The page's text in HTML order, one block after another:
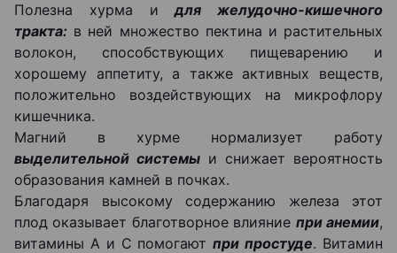
Полезна хурма идля желудочно-кишечного
тракта: в ней множество пектина и растительных
волокон, способствующих пищеварению и
хорошему аппетиту, а также активных веществ,
положительно воздействующих на микрофлору
кишечника.
Магний в хурме нормализует работу
выделительной системы и снижает вероятность
образования камней в почках.
Благодаря высокому содержанию железа этот
плод оказывает благотворное влияние при анемии,
витамины А и С помогаютпри простуде. Витамин